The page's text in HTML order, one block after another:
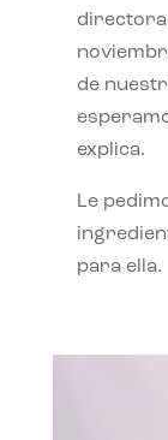
directora
de
explica.
Le
para ella.